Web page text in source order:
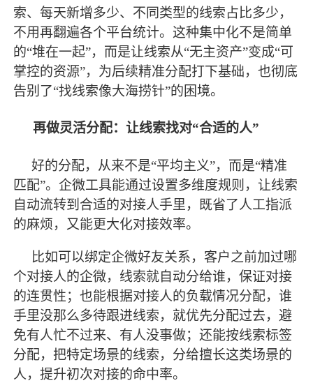
索、每天新增多少、不同类型的线索占比多少，
不用再翻遍各个平台统计。这种集中化不是简单
的“堆在一起”，而是让线索从“无主资产”变成“可
掌控的资源”，为后续精准分配打下基础，也彻底
告别了“找线索像大海捞针”的困境。
再做灵活分配：让线索找对“合适的人”
好的分配，从来不是“平均主义”，而是“精准
匹配”。企微工具能通过设置多维度规则，让线索
自动流转到合适的对接人手里，既省了人工指派
的麻烦，又能更大化对接效率。
比如可以绑定企微好友关系，客户之前加过哪
个对接人的企微，线索就自动分给谁，保证对接
的连贯性；也能根据对接人的负载情况分配，谁
手里没那么多待跟进线索，就优先分配过去，避
免有人忙不过来、有人没事做；还能按线索标签
分配，把特定场景的线索，分给擅长这类场景的
人，提升初次对接的命中率。